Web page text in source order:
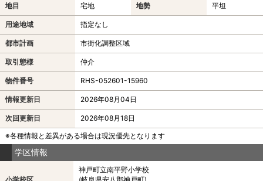
地目 宅地 地勢 平坦
用途地域 指定なし
都市計画 市街化調整区域
取引態様 仲介
物件番号 RHS-052601-15960
情報更新日 2026年08月04日
次回更新日
2026年08月18日
※各種情報と差異がある場合は現況優先となります
学区情報
神戸町立南平野小学校